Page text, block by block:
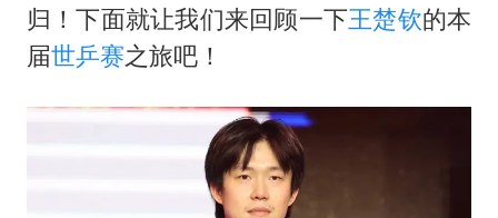
女儿为争财产堵门阻挠父亲出殡
归！下面就让我们来回顾一下王楚钦的本
届世乒赛之旅吧！